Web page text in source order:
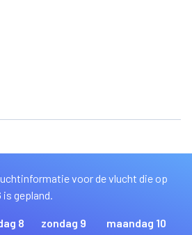
voor de vlucht die op
is gepland.
8
zondag 9
maandag 10